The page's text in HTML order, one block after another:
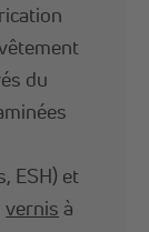
du
ESH) et
vernis à